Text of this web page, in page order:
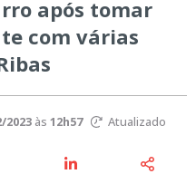
após tomar
com várias
2023às 12h57
Atualizado